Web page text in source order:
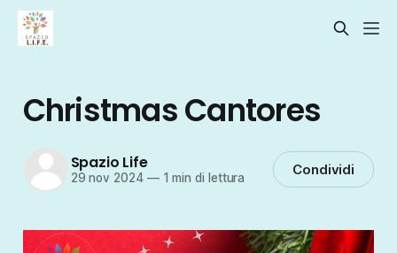
Christmas Cantores
Spazio Life
29 nov 2024 —1 min di lettura Condividi